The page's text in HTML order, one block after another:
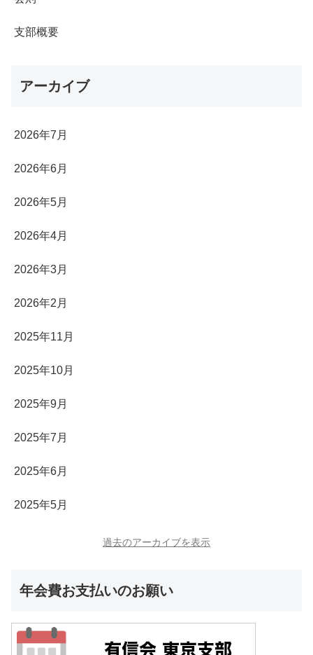
支部概要
アーカイブ
2026年7月
2026年6月
2026年5月
2026年4月
2026年3月
2026年2月
2025年11月
2025年10月
2025年9月
2025年7月
2025年6月
2025年5月
過去のアーカイブを表示
年会費お支払いのお願い